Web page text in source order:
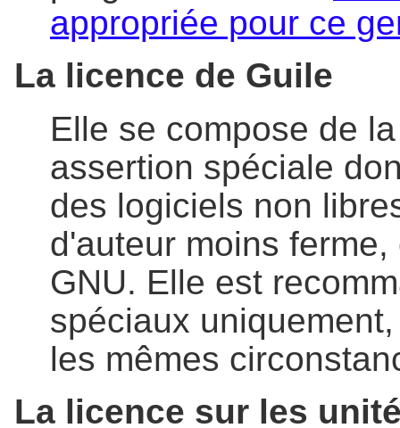
appropriée pour ce
La licence de Guile
Elle se compose de
assertion spéciale
des logiciels non
d'auteur moins
GNU. Elle est
spéciaux
les mêmes
La licence sur les